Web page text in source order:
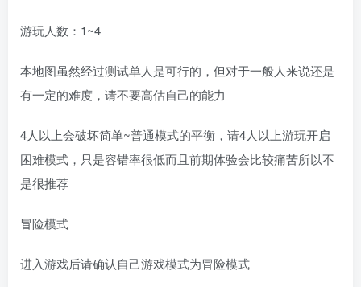
游玩人数：1~4
本地图虽然经过测试单人是可行的，但对于一般人来说还是
有一定的难度，请不要高估自己的能力
4人以上会破坏简单~普通模式的平衡，请4人以上游玩开启
困难模式，只是容错率很低而且前期体验会比较痛苦所以不
是很推荐
冒险模式
进入游戏后请确认自己游戏模式为冒险模式